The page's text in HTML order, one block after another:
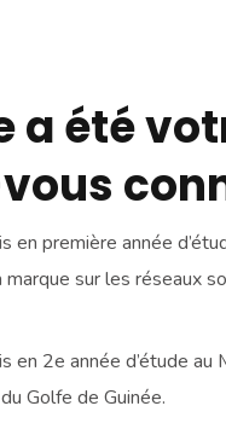
a été
en première année
sur les réseaux
en 2e année d’étude au
Golfe de Guinée.